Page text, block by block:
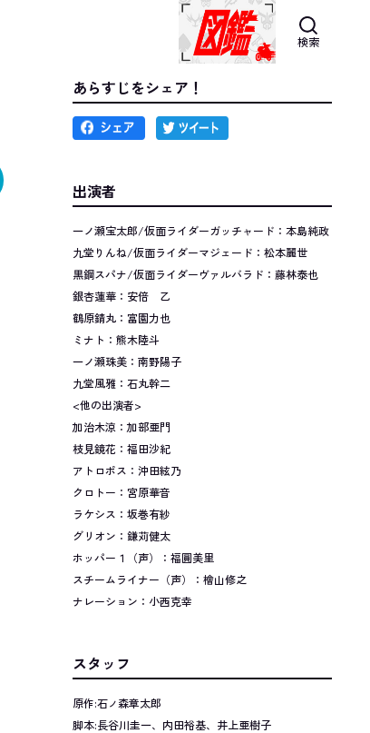
検索
あらすじをシェア！
出演者
一ノ瀬宝太郎/仮面ライダーガッチャード：本島純政
九堂りんね/仮面ライダーマジェード：松本麗世
黒鋼スパナ/仮面ライダーヴァルバラド：藤林泰也
銀杏蓮華：安倍 乙
鶴原錆丸：富園力也
ミナト：熊木陸斗
一ノ瀬珠美：南野陽子
九堂風雅：石丸幹二
<他の出演者>
加治木涼：加部亜門
枝見鏡花：福田沙紀
アトロポス：沖田絃乃
クロトー：宮原華音
ラケシス：坂巻有紗
グリオン：鎌苅健太
ホッパー１（声）：福圓美里
スチームライナー（声）：檜山修之
ナレーション：小西克幸
スタッフ
原作:石ノ 森章太郎
脚本:長谷川圭一、内田裕基、井上亜樹子